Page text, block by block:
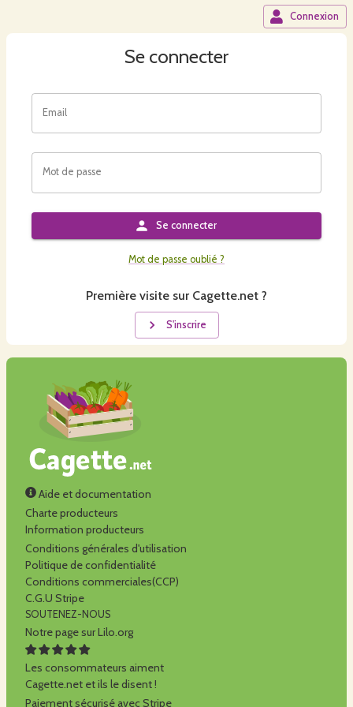
Connexion
Se connecter
Email
Mot de passe
Se connecter
Mot de passe oublié ?
Première visite sur Cagette.net ?
S'inscrire
Aide et documentation
Charte producteurs
Information producteurs
Conditions générales d'utilisation
Politique de confidentialité
Conditions commerciales(CCP)
C.G.U Stripe
SOUTENEZ-NOUS
Notre page sur Lilo.org
Les consommateurs aiment
Cagette.net et ils le disent !
Paiement sécurisé avec Stripe